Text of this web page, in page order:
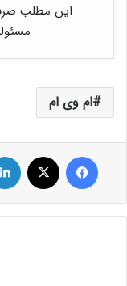
این مطلب
ام وی ام